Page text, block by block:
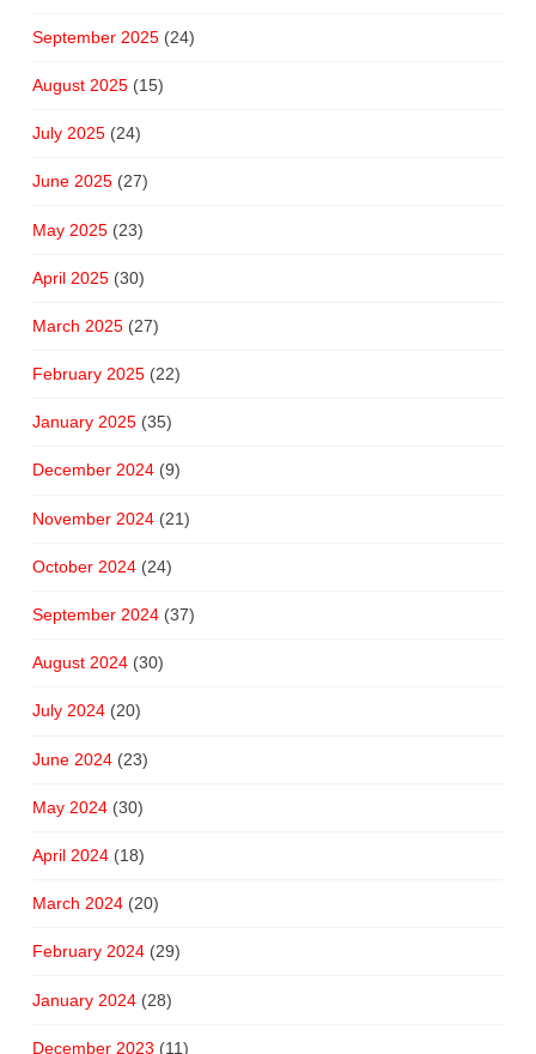
September 2025(24)
August 2025(15)
July 2025(24)
June 2025(27)
May 2025(23)
April 2025(30)
March 2025(27)
February 2025(22)
January 2025(35)
December 2024(9)
November 2024(21)
October 2024(24)
September 2024(37)
August 2024(30)
July 2024(20)
June 2024(23)
May 2024(30)
April 2024(18)
March 2024(20)
February 2024(29)
January 2024(28)
December 2023 (11)